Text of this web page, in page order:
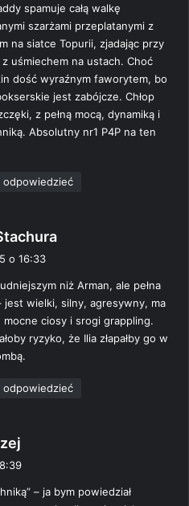
spamuje całą walkę
szarżami przeplatanymi z
na siatce Topurii, zjadając przy
uśmiechem na ustach. Choć
dość wyraźnym faworytem, bo
jest zabójcze. Chłop
z pełną mocą, dynamiką i
Absolutny nr1 P4P na ten
odpowiedzieć
z
e
:
o 16:33
niż Arman, ale pełna
jest wielki, silny, agresywny, ma
ciosy i srogi grappling.
ryzyko, że Ilia złapałby go w
odpowiedzieć
z – ja bym powiedział